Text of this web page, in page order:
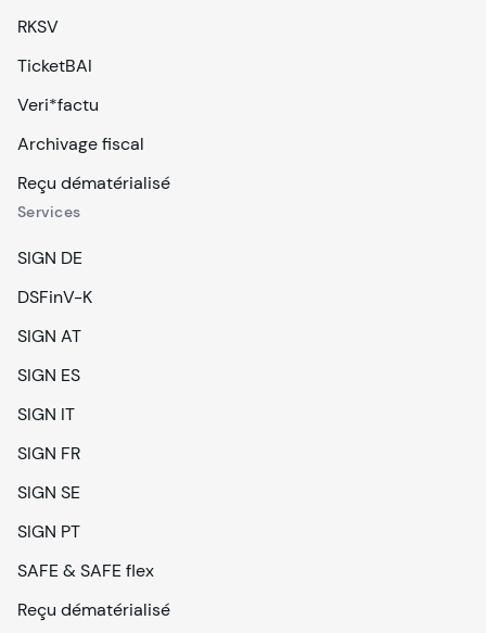
RKSV
TicketBAI
Veri*factu
Archivage fiscal
Reçu dématérialisé
Services
SIGN DE
DSFinV-K
SIGN AT
SIGN ES
SIGN IT
SIGN FR
SIGN SE
SIGN PT
SAFE & SAFE flex
Reçu dématérialisé